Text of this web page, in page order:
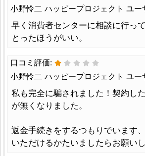
小野怜二 ハッピープロジェクト ユー
早く消費者センターに相談に行っ
とったほうがいい。
口コミ評価:
小野怜二 ハッピープロジェクト ユー
私も完全に騙されました！契約し
が無くなりました。
返金手続きをするつもりでいます
いただけるかたいましたらお願いし